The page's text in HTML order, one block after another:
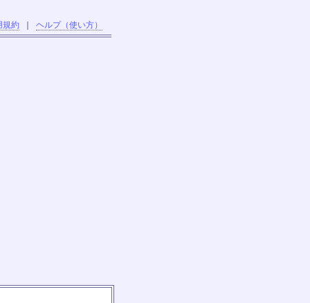
規約 ヘルプ（使い方）